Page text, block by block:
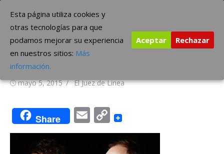
contenido
The Borderline Music
The Chemical Brothers, video
“Go”
Publicada
mayo 5, 2015 Autor
El Juez de Linea
Share EmailCopy
Link
Esta página utiliza cookies y
otras tecnologías para que
podamos mejorar su experiencia
en nuestros sitios: Más
información.
Aceptar Rechazar